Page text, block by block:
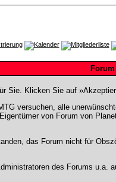
Sie. Klicken Sie auf
versuchen, alle
von Forum von
das Forum nicht für
des Forums